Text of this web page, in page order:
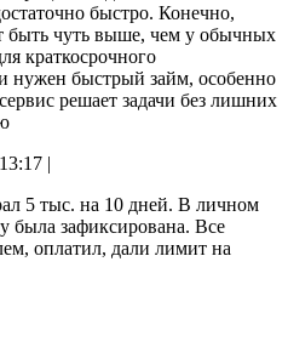
быстро. Конечно,
быть чуть выше, чем у обычных
краткосрочного
нужен быстрый займ, особенно
решает задачи без лишних
|
5 тыс. на 10 дней. В личном
была зафиксирована. Все
оплатил, дали лимит на